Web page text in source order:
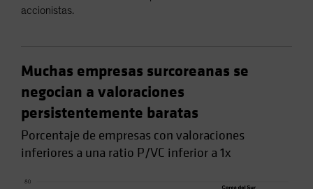
accionistas.
Muchas empresas surcoreanas se
negocian a valoraciones
persistentemente baratas
Porcentaje de empresas con valoraciones
inferiores a una ratio P/VC inferior a 1x